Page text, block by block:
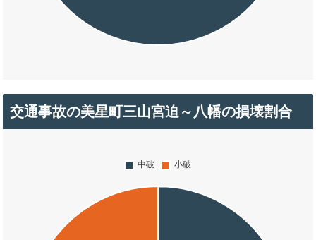
交通事故の美星町三山宮迫～八幡の損壊割合